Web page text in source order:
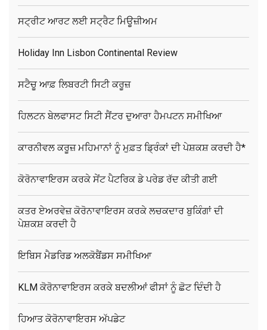
ਸਟ੍ਰੀਟ ਆਰਟ ਲਈ ਸਟ੍ਰੈਟ ਮਿਊਜ਼ੀਅਮ
Holiday Inn Lisbon Continental Review
ਸਟੈਚੂ ਆਫ਼ ਲਿਬਰਟੀ ਸਿਟੀ ਕਰੂਜ਼
ਹਿਲਟਨ ਬੇਲਫਾਸਟ ਸਿਟੀ ਸੈਂਟਰ ਦੁਆਰਾ ਹੈਮਪਟਨ ਸਮੀਖਿਆ
ਕਾਰਨੀਵਲ ਕਰੂਜ਼ ਮਹਿਮਾਨਾਂ ਨੂੰ ਮੁਫ਼ਤ ਡ੍ਰਿੰਕਾਂ ਦੀ ਪੇਸ਼ਕਸ਼ ਕਰਦੀ ਹੈ*
ਕੋਰੋਨਾਵਾਇਰਸ ਕਰਕੇ ਸੇਂਟ ਪੈਟਰਿਕ ਡੇ ਪਰੇਡ ਰੱਦ ਕੀਤੀ ਗਈ
ਕਤਰ ਏਅਰਵੇਜ਼ ਕੋਰੋਨਾਵਾਇਰਸ ਕਰਕੇ ਲਚਕਦਾਰ ਬੁਕਿੰਗਾਂ ਦੀ
ਪੇਸ਼ਕਸ਼ ਕਰਦੀ ਹੈ
ਇਬਿਸ ਮੈਡਰਿਡ ਅਲਕੋਬੈਂਡਸ ਸਮੀਖਿਆ
KLM ਕੋਰੋਨਾਵਾਇਰਸ ਕਰਕੇ ਬਦਲੀਆਂ ਫੀਸਾਂ ਨੂੰ ਛੋਟ ਦਿੰਦੀ ਹੈ
ਹਿਆਤ ਕੋਰੋਨਾਵਾਇਰਸ ਅੱਪਡੇਟ